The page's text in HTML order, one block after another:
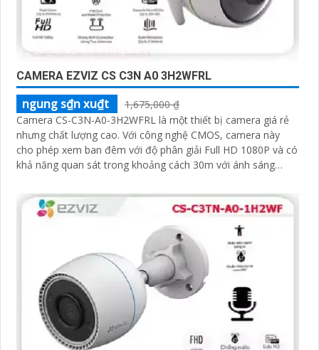
CAMERA EZVIZ CS C3N A0 3H2WFRL
ngung s₫n xu₫t
1,675,000 ₫
Camera CS-C3N-A0-3H2WFRL là một thiết bị camera giá rẻ
nhưng chất lượng cao. Với công nghệ CMOS, camera này
cho phép xem ban đêm với độ phân giải Full HD 1080P và có
khả năng quan sát trong khoảng cách 30m với ánh sáng